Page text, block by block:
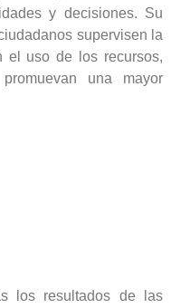
y decisiones. Su
supervisen la
el uso de los recursos,
una mayor
los resultados de las